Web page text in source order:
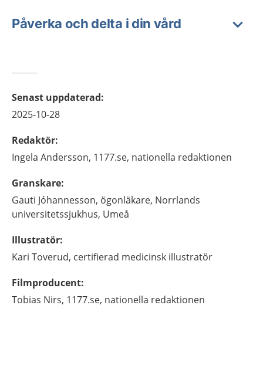
Påverka och delta i din vård
Senast uppdaterad:
2025-10-28
Redaktör:
Ingela Andersson, 1177.se, nationella redaktionen
Granskare:
Gauti Jóhannesson, ögonläkare, Norrlands
universitetssjukhus, Umeå
Illustratör:
Kari Toverud, certifierad medicinsk illustratör
Filmproducent:
Tobias Nirs, 1177.se, nationella redaktionen